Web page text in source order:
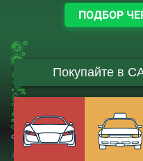
ПОДБОР
Покупайте в